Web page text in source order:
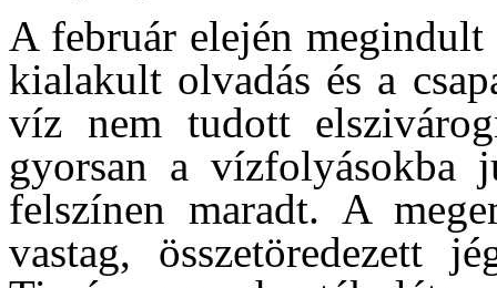
A február elején megindult
kialakult olvadás és a
víz nem tudott
gyorsan a vízfolyásokba
felszínen maradt. A
vastag, összetöredezett